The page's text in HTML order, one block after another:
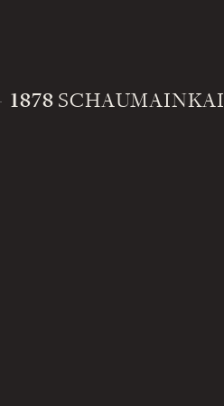
1878 SCHAUMAINKAI